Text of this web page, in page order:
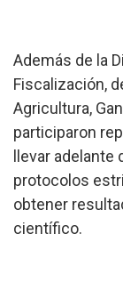
Además de la
Fiscalización,
Agricultura,
participaron
llevar
protocolos
obtener
científico.